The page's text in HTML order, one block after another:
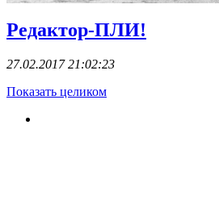
Редактор-ПЛИ!
27.02.2017 21:02:23
Показать целиком